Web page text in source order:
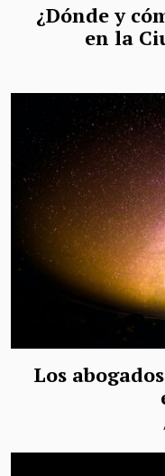
¿Dónde y
en la
Los